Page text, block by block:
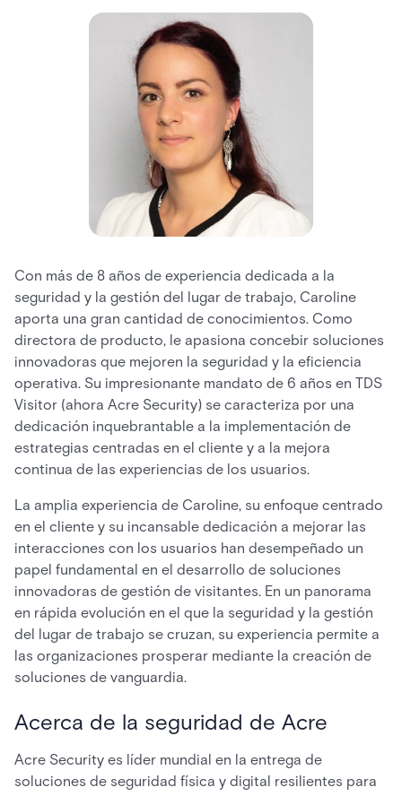
Con más de 8 años de experiencia dedicada a la
seguridad y la gestión del lugar de trabajo, Caroline
aporta una gran cantidad de conocimientos. Como
directora de producto, le apasiona concebir soluciones
innovadoras que mejoren la seguridad y la eficiencia
operativa. Su impresionante mandato de 6 años en TDS
Visitor (ahora Acre Security) se caracteriza por una
dedicación inquebrantable a la implementación de
estrategias centradas en el cliente y a la mejora
continua de las experiencias de los usuarios.
La amplia experiencia de Caroline, su enfoque centrado
en el cliente y su incansable dedicación a mejorar las
interacciones con los usuarios han desempeñado un
papel fundamental en el desarrollo de soluciones
innovadoras de gestión de visitantes. En un panorama
en rápida evolución en el que la seguridad y la gestión
del lugar de trabajo se cruzan, su experiencia permite a
las organizaciones prosperar mediante la creación de
soluciones de vanguardia.
Acerca de la seguridad de Acre
Acre Security es líder mundial en la entrega de
soluciones de seguridad física y digital resilientes para